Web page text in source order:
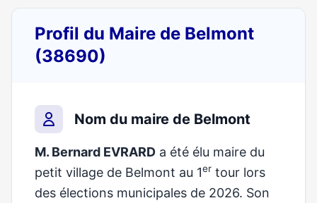
Profil du Maire de Belmont
(38690)
Nom du maire de Belmont
M. Bernard EVRARD a été élu maire du
petit village de Belmont au 1er tour lors
des élections municipales de 2026. Son